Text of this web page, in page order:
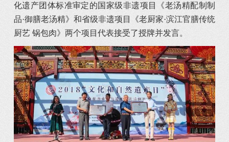
化遗产团体标准审定的国家级非遗项目《老汤精配制制
品·御膳老汤精》和省级非遗项目《老厨家·滨江官膳传统
厨艺 锅包肉》两个项目代表接受了授牌并发言。